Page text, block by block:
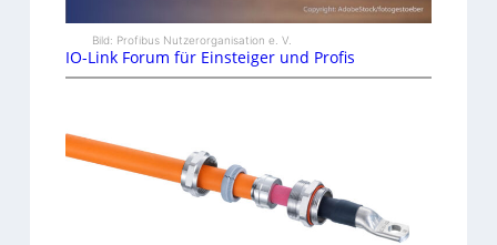
Bild: Profibus Nutzerorganisation e. V.
IO-Link Forum für Einsteiger und Profis